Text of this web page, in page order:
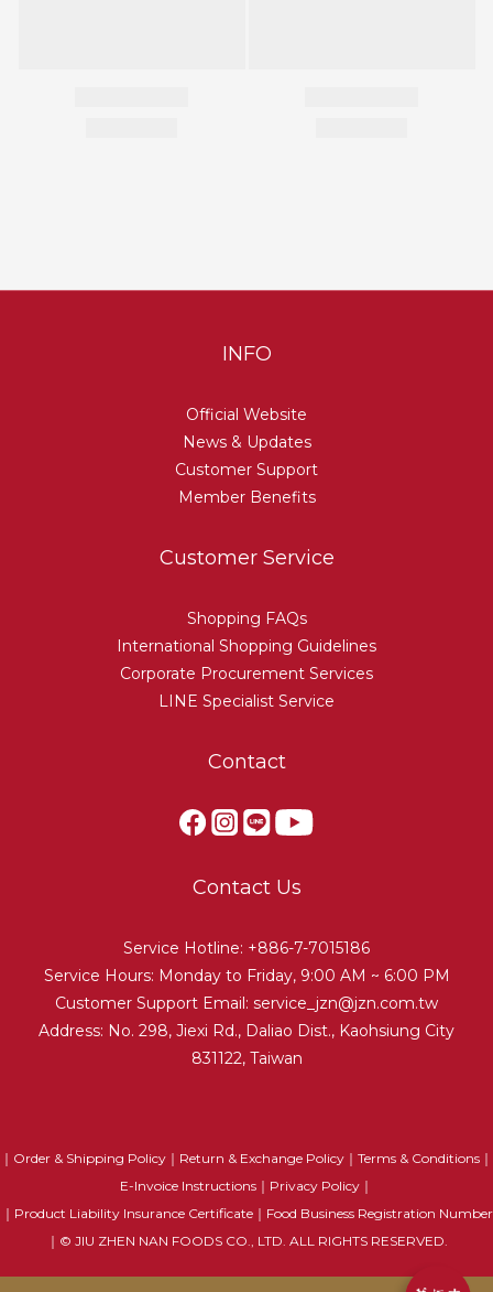
INFO
Official Website
News & Updates
Customer Support
Member Benefits
Customer Service
Shopping FAQs
International Shopping Guidelines
Corporate Procurement Services
LINE Specialist Service
Contact
Contact Us
Service Hotline: +886-7-7015186
Service Hours: Monday to Friday, 9:00 AM ~ 6:00 PM
Customer Support Email: service_jzn@jzn.com.tw
Address: No. 298, Jiexi Rd., Daliao Dist., Kaohsiung City
831122, Taiwan
｜ Order & Shipping Policy ｜ Return & Exchange Policy ｜ Terms & Conditions ｜
E-Invoice Instructions ｜ Privacy Policy ｜
｜ Product Liability Insurance Certificate｜ Food Business Registration Number
｜© JIU ZHEN NAN FOODS CO., LTD. ALL RIGHTS RESERVED.